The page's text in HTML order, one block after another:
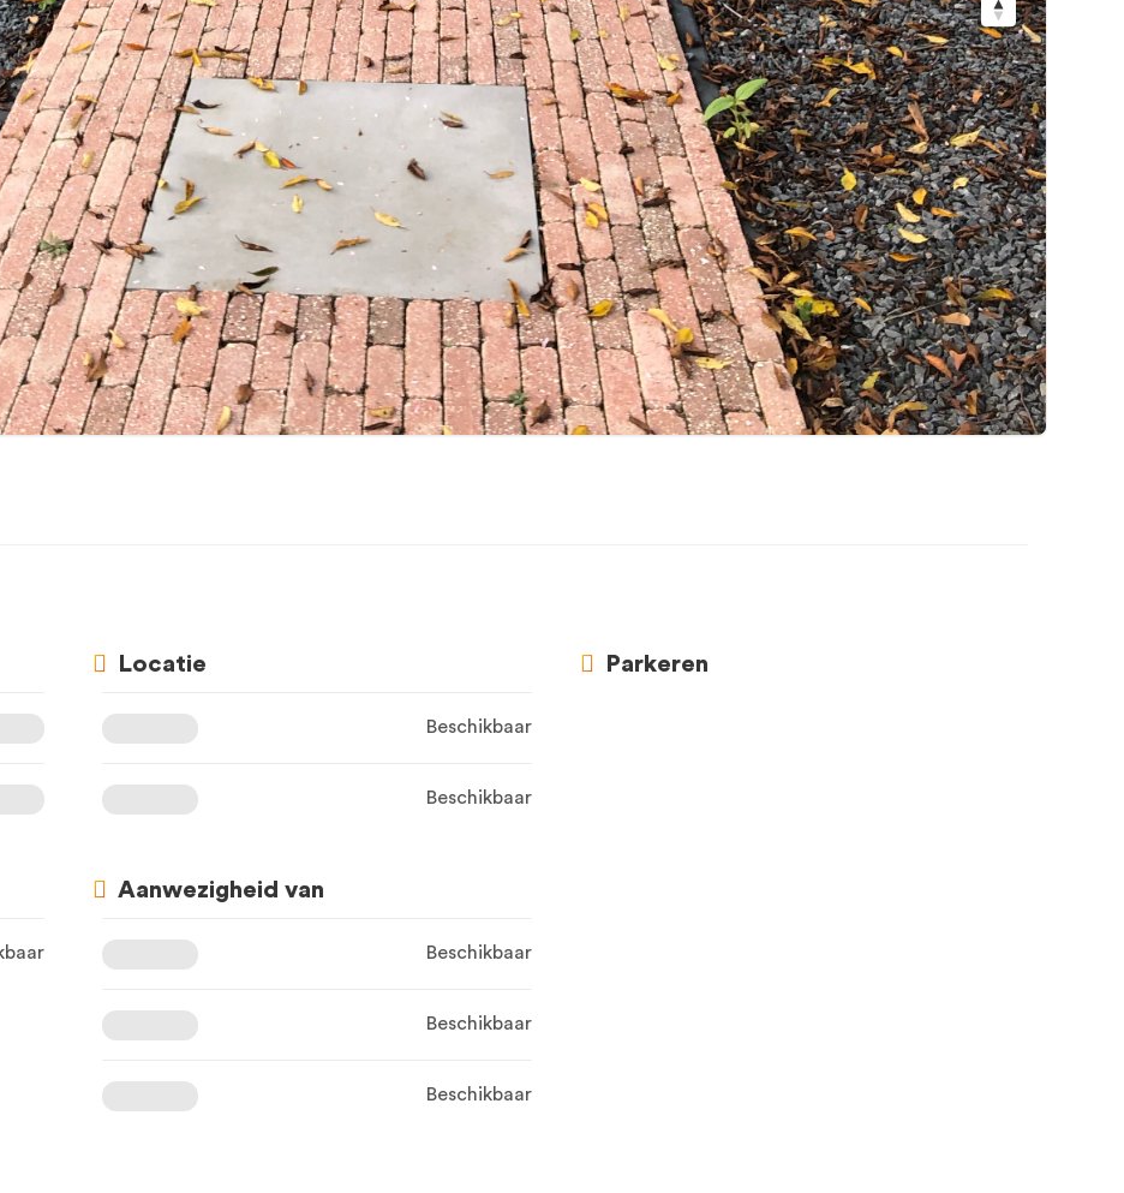
Locatie
Beschikbaar
Beschikbaar
Parkeren
Aanwezigheid van
Beschikbaar
Beschikbaar
Beschikbaar